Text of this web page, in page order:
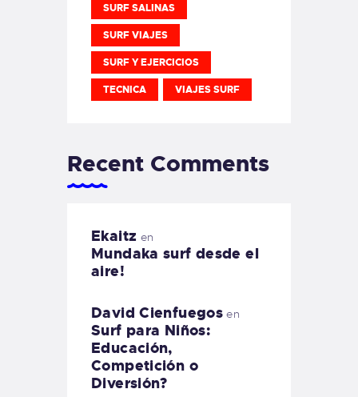
SURF SALINAS
SURF VIAJES
SURF Y EJERCICIOS
TECNICA VIAJES SURF
Recent Comments
Ekaitz en
Mundaka surf desde el
aire!
David Cienfuegos en
Surf para Niños:
Educación,
Competición o
Diversión?